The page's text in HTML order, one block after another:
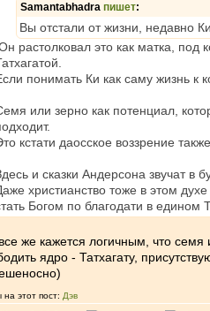
Samantabhadra пишет:
Вы отстали от жизни, недавно
растолковал это как матка, под
понимать Ки как саму жизнь к
или зерно как потенциал,
кстати даосское воззрение
и сказки Андерсона звучат в
христианство тоже в этом
Богом по благодати в едином
же кажется логичным, что семя
ядро - Татхагату,
на этот пост: Дэв